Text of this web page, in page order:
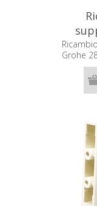
Grohe
il